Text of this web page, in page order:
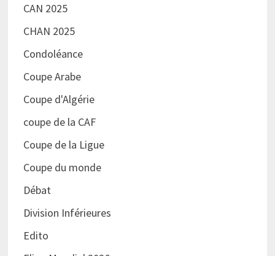
CAN 2025
CHAN 2025
Condoléance
Coupe Arabe
Coupe d'Algérie
coupe de la CAF
Coupe de la Ligue
Coupe du monde
Débat
Division Inférieures
Edito